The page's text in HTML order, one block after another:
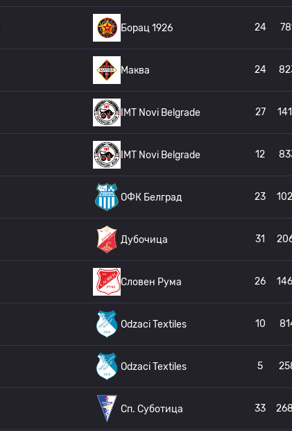
Борац 1926 24
Маква 24
IMT Novi Belgrade 27
IMT Novi Belgrade 12
ОФК Белград 23
Дубочица 31
Словен Рума 26
Odzaci Textiles 10
Odzaci Textiles 5
Сп. Суботица 33